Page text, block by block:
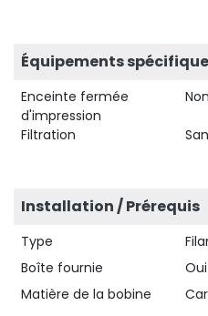
Équipements
Enceinte fermée
d'impression
Non
Filtration
Installation / Prérequis
Type
Boîte fournie
Oui
Matière de la bobine